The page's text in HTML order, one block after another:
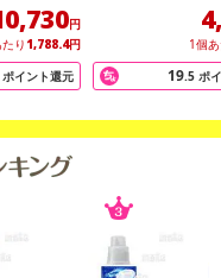
たときは、水でふきと
光を避け、夏場の車内など
数などにより異なります
円
り 1,788.4円
ポイント還元
1個
19.5 ポ